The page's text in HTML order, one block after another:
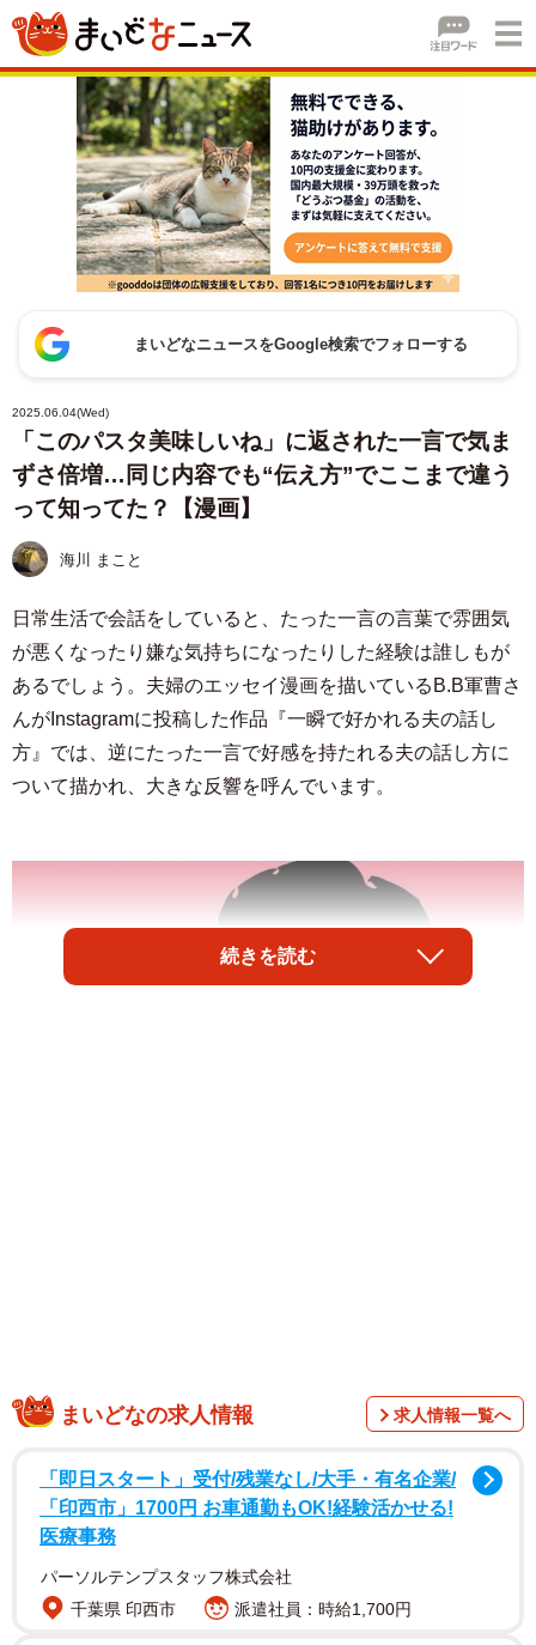
まいどなニュースをGoogle検索でフォローする
2025.06.04(Wed)
「このパスタ美味しいね」に返された一言で気ま
ずさ倍増…同じ内容でも“伝え方”でここまで違う
って知ってた？【漫画】
海川 まこと
日常生活で会話をしていると、たった一言の言葉で雰囲気
が悪くなったり嫌な気持ちになったりした経験は誰しもが
あるでしょう。夫婦のエッセイ漫画を描いているB.B軍曹さ
んがInstagramに投稿した作品『一瞬で好かれる夫の話し
方』では、逆にたった一言で好感を持たれる夫の話し方に
ついて描かれ、大きな反響を呼んでいます。
1/10
同じ一言でも言い方で印象はまったく違う（B.B軍曹さん提供）
続きを読む
まいどなの求人情報 求人情報一覧へ
「即日スタート」受付/残業なし/大手・有名企業/
「印西市」1700円 お車通勤もOK!経験活かせる!
医療事務
パーソルテンプスタッフ株式会社
千葉県 印西市
派遣社員：時給1,700円